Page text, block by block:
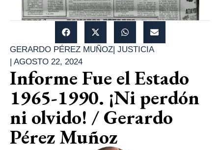
GERARDO PÉREZ MUÑOZ| JUSTICIA
| AGOSTO 22, 2024
Informe Fue el Estado
1965-1990. ¡Ni perdón
ni olvido! / Gerardo
Pérez Muñoz